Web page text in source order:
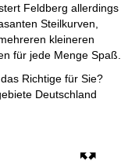
Feldberg allerdings
Steilkurven,
kleineren
für jede Menge Spaß.
Richtige für Sie?
Deutschland